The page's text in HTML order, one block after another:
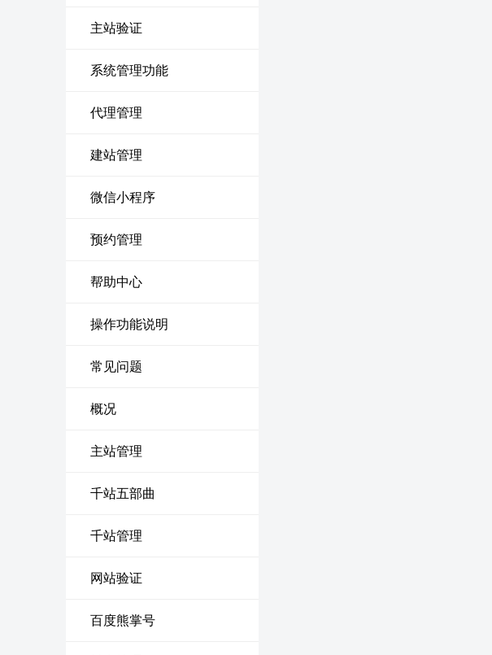
主站验证
系统管理功能
代理管理
建站管理
微信小程序
预约管理
帮助中心
操作功能说明
常见问题
概况
主站管理
千站五部曲
千站管理
网站验证
百度熊掌号